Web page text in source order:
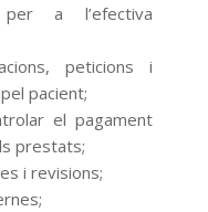
per a l’efectiva
peticions i
pacient;
el pagament
prestats;
i revisions;